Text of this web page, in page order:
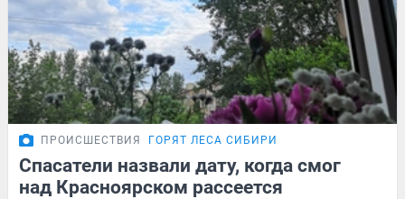
ПРОИСШЕСТВИЯ ГОРЯТ ЛЕСА СИБИРИ
Спасатели назвали дату, когда смог
над Красноярском рассеется